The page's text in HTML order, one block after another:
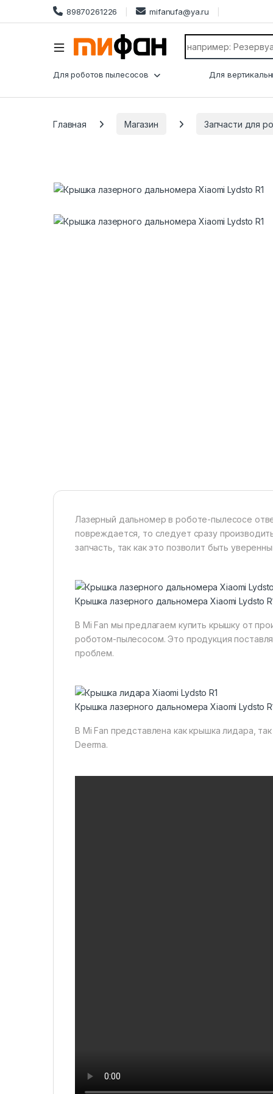
89870261226 mifanufa@ya.ru
Search for:
Для роботов пылесосов Для
Главная Магазин Запчасти для
Лазерный дальномер в роботе-пылесосе
повреждается, то следует сразу
запчасть, так как это позволит быть
Крышка лазерного дальномера Xiaomi Lydsto
В Mi Fan мы предлагаем купить крышку от
роботом-пылесосом. Это продукция
проблем.
Крышка лазерного дальномера Xiaomi Lydsto
В Mi Fan представлена как крышка лидара,
Deerma.